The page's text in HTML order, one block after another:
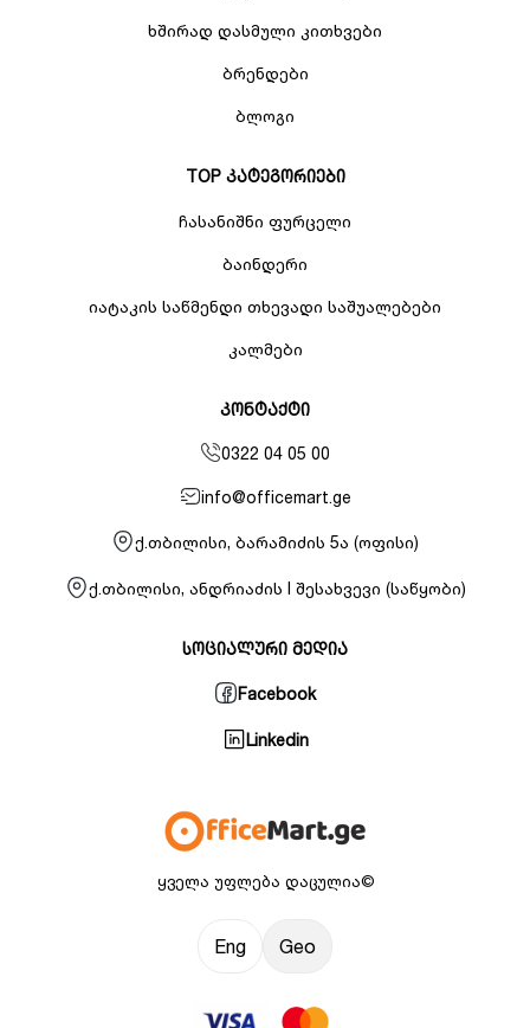
ყველა უფლება დაცულია©
Eng Geo
ხშირად დასმული კითხვები
ბრენდები
ბლოგი
TOP კატეგორიები
ჩასანიშნი ფურცელი
ბაინდერი
იატაკის საწმენდი თხევადი საშუალებები
კალმები
კონტაქტი
0322 04 05 00
info@officemart.ge
ქ.თბილისი, ბარამიძის 5ა (ოფისი)
ქ.თბილისი, ანდრიაძის I შესახვევი (საწყობი)
სოციალური მედია
Facebook
Linkedin